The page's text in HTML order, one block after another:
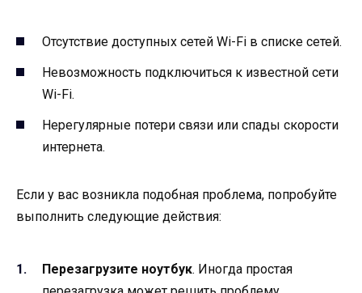
Отсутствие доступных сетей Wi-Fi в списке сетей.
Невозможность подключиться к известной сети
Wi-Fi.
Нерегулярные потери связи или спады скорости
интернета.
Если у вас возникла подобная проблема, попробуйте
выполнить следующие действия:
Перезагрузите ноутбук. Иногда простая